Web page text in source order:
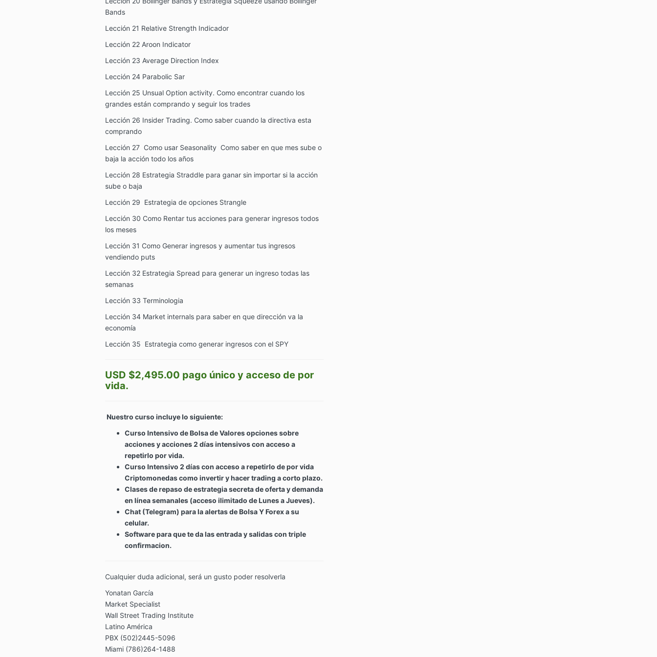
Bands
Lección 21 Relative Strength Indicador
Lección 22 Aroon Indicator
Lección 23 Average Direction Index
Lección 24 Parabolic Sar
Lección 25 Unsual Option activity. Como encontrar cuando los
grandes están comprando y seguir los trades
Lección 26 Insider Trading. Como saber cuando la directiva esta
comprando
Lección 27 Como usar Seasonality Como saber en que mes sube o
baja la acción todo los años
Lección 28 Estrategia Straddle para ganar sin importar si la acción
sube o baja
Lección 29 Estrategia de opciones Strangle
Lección 30 Como Rentar tus acciones para generar ingresos todos
los meses
Lección 31 Como Generar ingresos y aumentar tus ingresos
vendiendo puts
Lección 32 Estrategia Spread para generar un ingreso todas las
semanas
Lección 33 Terminologia
Lección 34 Market internals para saber en que dirección va la
economía
Lección 35 Estrategia como generar ingresos con el SPY
USD $2,495.00 pago único y acceso de por
vida.
Nuestro curso incluye lo siguiente:
Curso Intensivo de Bolsa de Valores opciones sobre
acciones y acciones 2 días intensivos con acceso a
repetirlo por vida.
Curso Intensivo 2 días con acceso a repetirlo de por vida
Criptomonedas como invertir y hacer trading a corto plazo.
Clases de repaso de estrategia secreta de oferta y demanda
en línea semanales (acceso ilimitado de Lunes a Jueves).
Chat (Telegram) para la alertas de Bolsa Y Forex a su
celular.
Software para que te da las entrada y salidas con triple
confirmacion.
Cualquier duda adicional, será un gusto poder resolverla
Yonatan García
Market Specialist
Wall Street Trading Institute
Latino América
PBX (502)2445-5096
Miami (786)264-1488